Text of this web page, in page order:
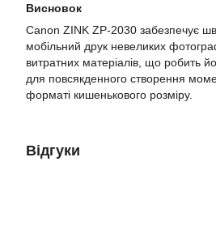
Висновок
Canon ZINK ZP-2030 забезпечує
мобільний друк невеликих
витратних матеріалів, що робить
для повсякденного створення
форматі кишенькового розміру.
Відгуки